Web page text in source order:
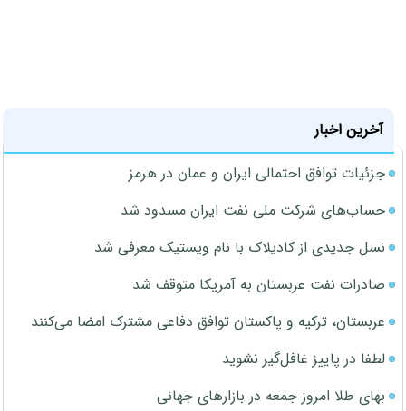
آخرین اخبار
جزئیات توافق احتمالی ایران و عمان در هرمز
حساب‌های شرکت ملی نفت ایران مسدود شد
نسل جدیدی از کادیلاک با نام ویستیک معرفی شد
صادرات نفت عربستان به آمریکا متوقف شد
عربستان، ترکیه و پاکستان توافق دفاعی مشترک امضا می‌کنند
لطفا در پاییز غافل‌گیر نشوید
بهای طلا امروز جمعه در بازارهای جهانی